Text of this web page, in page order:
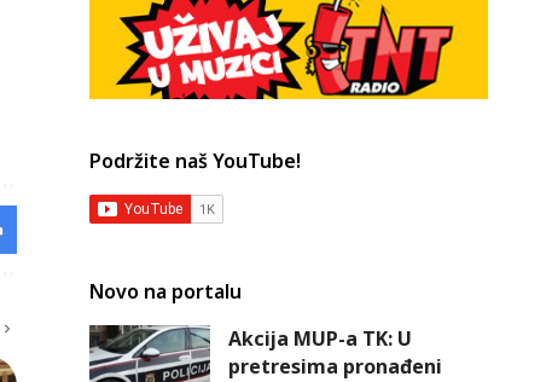
Podržite naš YouTube!
Novo na portalu
Akcija MUP-a TK: U
pretresima pronađeni